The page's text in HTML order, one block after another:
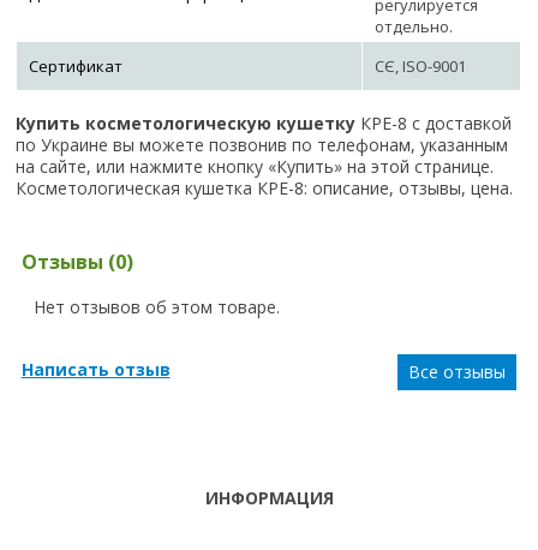
регулируется
отдельно.
Сертификат
СЄ, ISO-9001
Купить косметологическую кушетку КРЕ-8 с доставкой
по Украине вы можете позвонив по телефонам, указанным
на сайте, или нажмите кнопку «Купить» на этой странице.
Косметологическая кушетка КРЕ-8: описание, отзывы, цена.
Отзывы (0)
Нет отзывов об этом товаре.
Написать отзыв Все отзывы
ИНФОРМАЦИЯ